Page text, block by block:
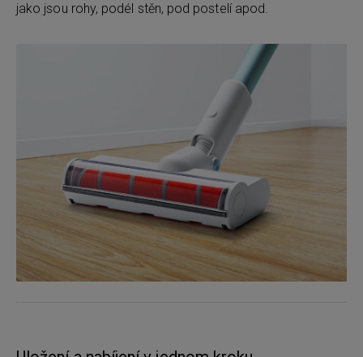
jako jsou rohy, podél stěn, pod postelí apod.